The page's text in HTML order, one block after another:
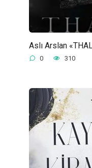
Aslı Arslan
0 310